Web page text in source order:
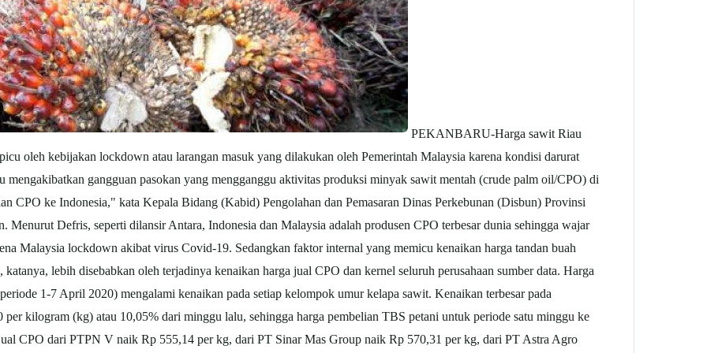
PEKANBARU-Harga sawit Riau
oleh kebijakan lockdown atau larangan masuk yang dilakukan oleh Pemerintah Malaysia karena kondisi darurat
gangguan pasokan yang mengganggu aktivitas produksi minyak sawit mentah (crude palm oil/CPO) di
CPO ke Indonesia," kata Kepala Bidang (Kabid) Pengolahan dan Pemasaran Dinas Perkebunan (Disbun) Provinsi
Defris, seperti dilansir Antara, Indonesia dan Malaysia adalah produsen CPO terbesar dunia sehingga wajar
Malaysia lockdown akibat virus Covid-19. Sedangkan faktor internal yang memicu kenaikan harga tandan buah
lebih disebabkan oleh terjadinya kenaikan harga jual CPO dan kernel seluruh perusahaan sumber data. Harga
1-7 April 2020) mengalami kenaikan pada setiap kelompok umur kelapa sawit. Kenaikan terbesar pada
kilogram (kg) atau 10,05% dari minggu lalu, sehingga harga pembelian TBS petani untuk periode satu minggu ke
CPO dari PTPN V naik Rp 555,14 per kg, dari PT Sinar Mas Group naik Rp 570,31 per kg, dari PT Astra Agro